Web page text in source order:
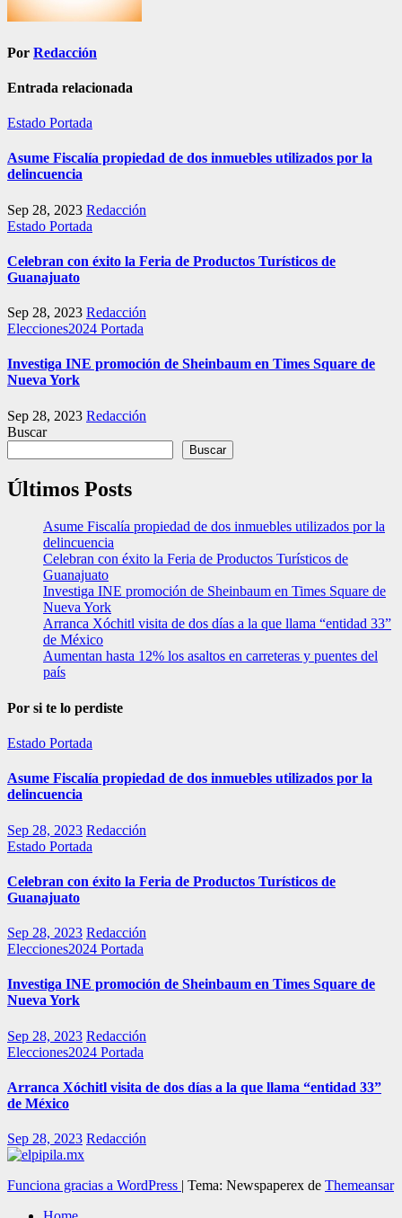
Por Redacción
Entrada relacionada
Estado Portada
Asume Fiscalía propiedad de dos inmuebles utilizados por la
delincuencia
Sep 28, 2023 Redacción
Estado Portada
Celebran con éxito la Feria de Productos Turísticos de
Guanajuato
Sep 28, 2023 Redacción
Elecciones2024 Portada
Investiga INE promoción de Sheinbaum en Times Square de
Nueva York
Sep 28, 2023 Redacción
Buscar
Buscar
Últimos Posts
Asume Fiscalía propiedad de dos inmuebles utilizados por la
delincuencia
Celebran con éxito la Feria de Productos Turísticos de
Guanajuato
Investiga INE promoción de Sheinbaum en Times Square de
Nueva York
Arranca Xóchitl visita de dos días a la que llama “entidad 33”
de México
Aumentan hasta 12% los asaltos en carreteras y puentes del
país
Por si te lo perdiste
Estado Portada
Asume Fiscalía propiedad de dos inmuebles utilizados por la
delincuencia
Sep 28, 2023 Redacción
Estado Portada
Celebran con éxito la Feria de Productos Turísticos de
Guanajuato
Sep 28, 2023 Redacción
Elecciones2024 Portada
Investiga INE promoción de Sheinbaum en Times Square de
Nueva York
Sep 28, 2023 Redacción
Elecciones2024 Portada
Arranca Xóchitl visita de dos días a la que llama “entidad 33”
de México
Sep 28, 2023 Redacción
Funciona gracias a WordPress | Tema: Newspaperex de Themeansar